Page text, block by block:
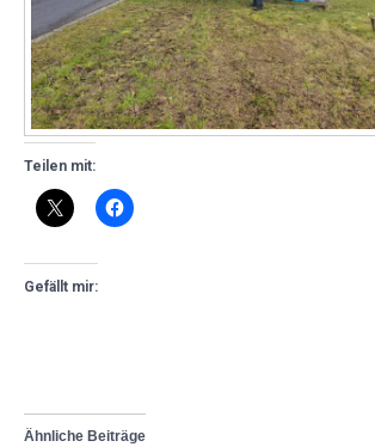
Teilen mit:
Gefällt mir:
Ähnliche Beiträge